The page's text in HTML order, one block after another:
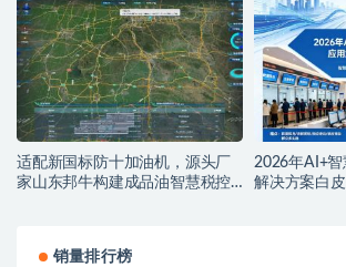
适配新国标防十加油机，源头厂
家山东邦牛构建成品油智慧税控
2026年AI+智
解决方案白
销量排行榜